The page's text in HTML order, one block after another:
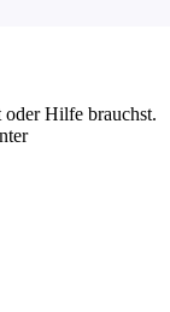
Hilfe brauchst.